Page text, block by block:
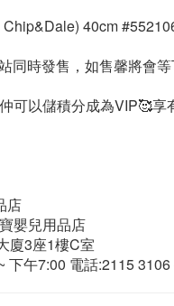
40cm
同時發售，如售馨將會
可以儲積分成為VIP🥰享
店
嬰兒用品店
廈3座1樓C室
下午7:00 電話:2115